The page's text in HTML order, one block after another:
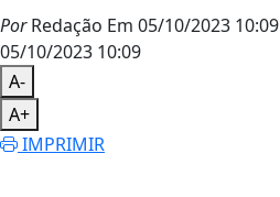
PorRedação Em 05/10/2023 10:09
05/10/2023 10:09
A-
A+
IMPRIMIR